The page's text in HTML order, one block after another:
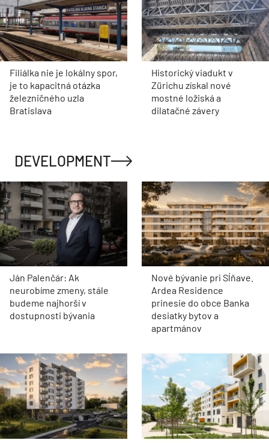
Filiálka nie je lokálny spor,
je to kapacitná otázka
železničného uzla
Bratislava
Historický viadukt v
Zürichu získal nové
mostné ložiská a
dilatačné závery
DEVELOPMENT
Ján Palenčár: Ak
neurobíme zmeny, stále
budeme najhorší v
dostupnosti bývania
Nové bývanie pri Sĺňave.
Ardea Residence
prinesie do obce Banka
desiatky bytov a
apartmánov